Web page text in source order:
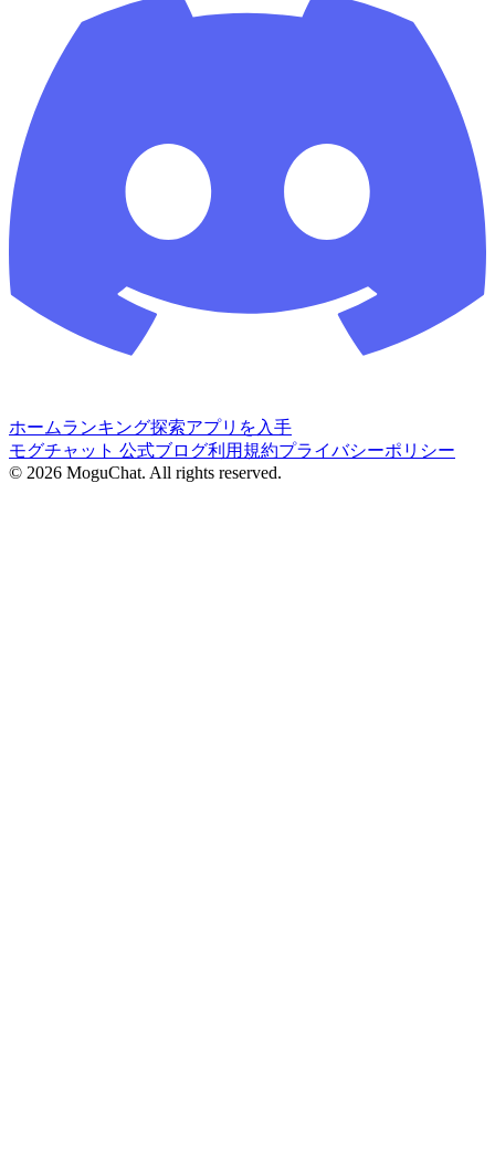
ホームランキング探索アプリを入手
モグチャット 公式ブログ利用規約プライバシーポリシー
© 2026 MoguChat. All rights reserved.